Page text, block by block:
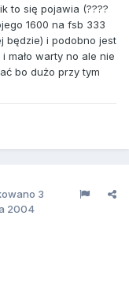
to się pojawia (????
1600 na fsb 333
będzie) i podobno jest
mało warty no ale nie
bo dużo przy tym
3
2004